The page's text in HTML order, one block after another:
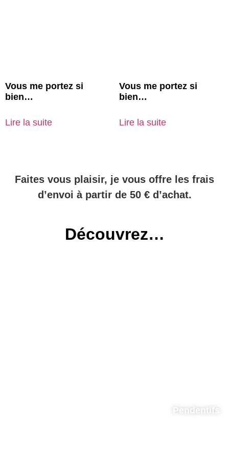
Vous me portez si
bien…
Lire la suite
Vous me portez si
bien…
Lire la suite
Faites vous plaisir, je vous offre les frais
d’envoi à partir de 50 € d’achat.
Découvrez…
Pendentifs